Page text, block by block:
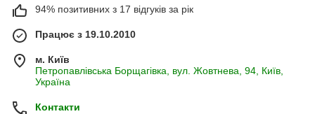
94% позитивних з 17 відгуків за рік
Працює з 19.10.2010
м. Київ
Петропавлівська Борщагівка, вул. Жовтнева, 94, Київ,
Україна
Контакти